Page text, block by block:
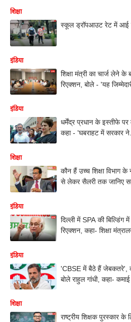
शिक्षा
स्कूल ड्रॉपआउट रेट में आई
इंडिया
शिक्षा मंत्री का चार्ज लेने के
रिएक्शन, बोले - 'यह
इंडिया
धर्मेंद्र प्रधान के इस्तीफे
कहा - 'घबराहट में सरकार
शिक्षा
कौन हैं उच्च शिक्षा विभाग
से लेकर सैलरी तक जानिए
इंडिया
दिल्ली में SPA की
रिएक्शन, कहा- शिक्षा
इंडिया
'CBSE में बैठे हैं जेबकतरे',
बोले राहुल गांधी, कहा-
शिक्षा
राष्ट्रीय शिक्षक पुरस्कार